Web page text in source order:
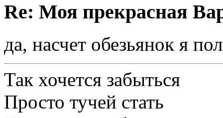
Re: Моя прекрасная
да, насчет обезьянок я
Так хочется забыться
Просто тучей стать